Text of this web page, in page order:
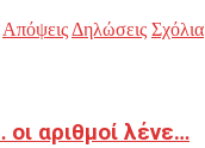
Απόψεις Δηλώσεις Σχόλια
αριθμοί λένε…